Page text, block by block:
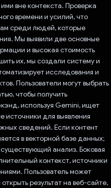
вне контекста. Проверка
времени и усилий, что
среди людей, которые
Мы выявили две основные
и высокая стоимость
их, мы создали систему и
исследования и
Пользователи могут выбрать
чтобы получить
используя Gemini, ищет
для выявления
сведений. Если контент
в векторной базе данных;
анализ. Боковая
контекст, источники
Пользователь может
результат на веб-сайте,